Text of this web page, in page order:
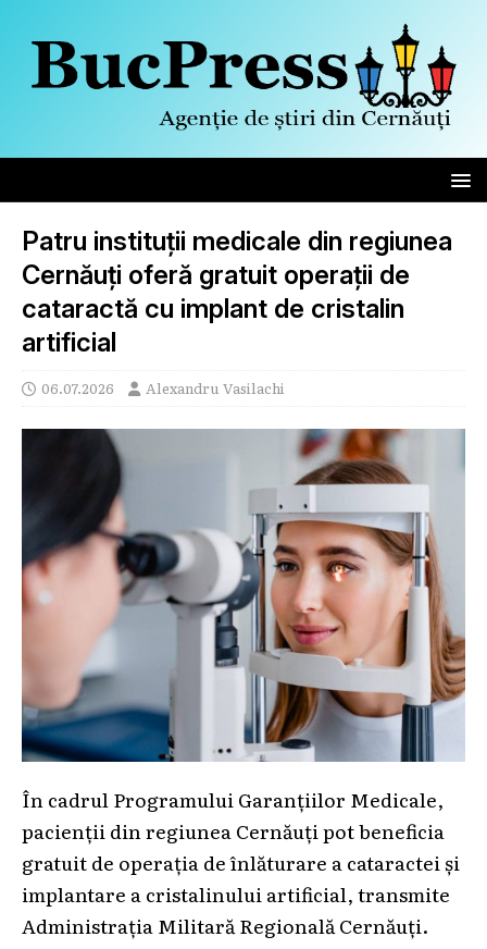
Patru instituții medicale din regiunea
Cernăuți oferă gratuit operații de
cataractă cu implant de cristalin
artificial
06.07.2026 Alexandru Vasilachi
În cadrul Programului Garanțiilor Medicale,
pacienții din regiunea Cernăuți pot beneficia
gratuit de operația de înlăturare a cataractei și
implantare a cristalinului artificial, transmite
Administrația Militară Regională Cernăuți.